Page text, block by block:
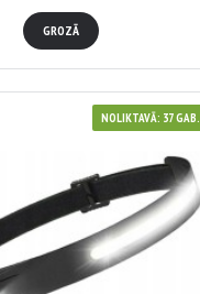
GROZĀ
NOLIKTAVĀ: 37 GAB.